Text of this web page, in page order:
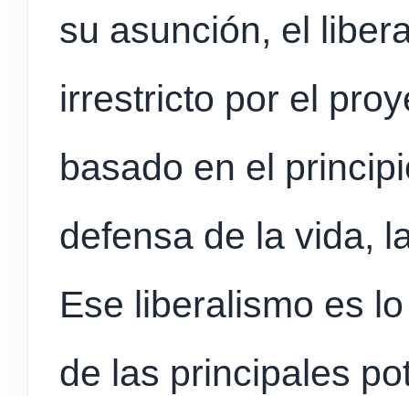
su asunción, el
irrestricto por el
basado en el
defensa de la vida,
Ese liberalismo es
de las principales